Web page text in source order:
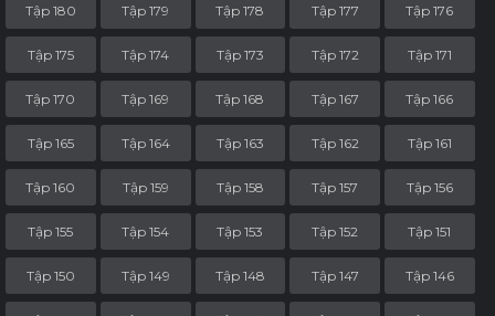
Tập 180 Tập 179 Tập 178 Tập 177 Tập 176
Tập 175 Tập 174 Tập 173 Tập 172 Tập 171
Tập 170 Tập 169 Tập 168 Tập 167 Tập 166
Tập 165 Tập 164 Tập 163 Tập 162 Tập 161
Tập 160 Tập 159 Tập 158 Tập 157 Tập 156
Tập 155 Tập 154 Tập 153 Tập 152 Tập 151
Tập 150 Tập 149 Tập 148 Tập 147 Tập 146